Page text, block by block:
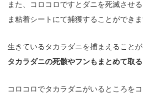
また、コロコロですとダニを死滅させ
ま粘着シートにて捕獲することができま
生きているタカラダニを捕まえることが
タカラダニの死骸やフンもまとめて取る
コロコロでタカラダニがいるところをコ